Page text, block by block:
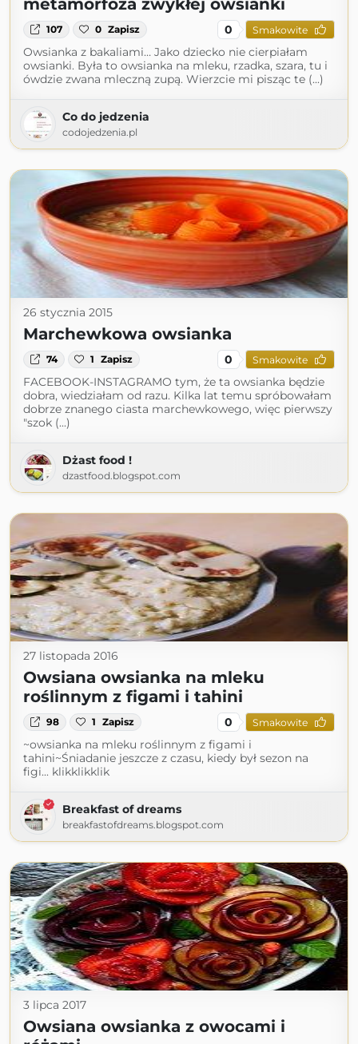
metamorfoza zwykłej owsianki
107 0 Zapisz 0 Smakowite
Owsianka z bakaliami… Jako dziecko nie cierpiałam
owsianki. Była to owsianka na mleku, rzadka, szara, tu i
ówdzie zwana mleczną zupą. Wierzcie mi pisząc te (...)
Co do jedzenia
codojedzenia.pl
26 stycznia 2015
Marchewkowa owsianka
74 1 Zapisz 0 Smakowite
FACEBOOK-INSTAGRAMO tym, że ta owsianka będzie
dobra, wiedziałam od razu. Kilka lat temu spróbowałam
dobrze znanego ciasta marchewkowego, więc pierwszy
"szok (...)
Dżast food !
dzastfood.blogspot.com
27 listopada 2016
Owsiana owsianka na mleku
roślinnym z figami i tahini
98 1 Zapisz 0 Smakowite
~owsianka na mleku roślinnym z figami i
tahini~Śniadanie jeszcze z czasu, kiedy był sezon na
figi... klikklikklik
Breakfast of dreams
breakfastofdreams.blogspot.com
3 lipca 2017
Owsiana owsianka z owocami i